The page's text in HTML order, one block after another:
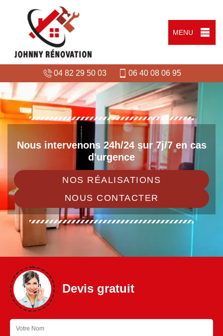
MENU
04 82 29 50 03 06 40 08 06 95
Nous intervenons 24h/24 sur 7j/7 en cas
d'urgence
NOS RÉALISATIONS
NOUS CONTACTER
Devis gratuit